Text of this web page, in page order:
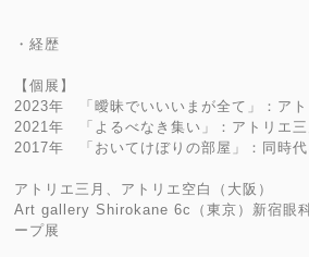
・経歴
【個展】
2023年 「曖昧でいいいまが全て」：アト
2021年 「よるべなき集い」：アトリエ三
2017年 「おいてけぼりの部屋」：同時代
アトリエ三月、アトリエ空白（大阪）
Art gallery Shirokane 6c（東京）新宿眼
ープ展